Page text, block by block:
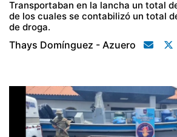
Transportaban en la lancha un total
de los cuales se contabilizó un total
de droga.
Thays Domínguez - Azuero